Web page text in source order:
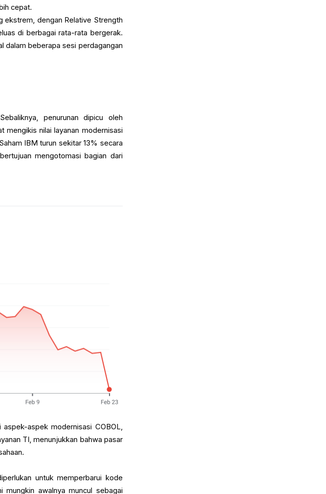
cepat.
ekstrem, dengan Relative Strength
di berbagai rata-rata bergerak.
dalam beberapa sesi perdagangan
penurunan dipicu oleh
mengikis nilai layanan modernisasi
IBM turun sekitar 13% secara
mengotomasi bagian dari
aspek modernisasi COBOL,
TI, menunjukkan bahwa pasar
untuk memperbarui kode
mungkin awalnya muncul sebagai